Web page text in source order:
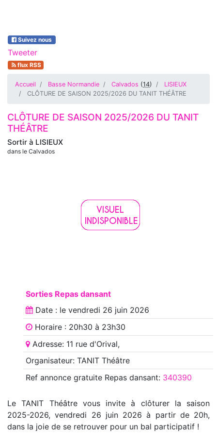
Suivez nous
Tweeter
flux RSS
Accueil Basse Normandie Calvados (14)
LISIEUX
CLÔTURE DE SAISON 2025/2026 DU TANIT THÉÂTRE
Sortir à LISIEUX
dans le Calvados
CLÔTURE DE SAISON 2025/2026 DU TANIT
THÉÂTRE
Sorties Repas dansant
Date : le vendredi 26 juin 2026
Horaire : 20h30 à 23h30
Adresse: 11 rue d'Orival,
Organisateur: TANIT Théâtre
Ref annoncegratuite Repas dansant: 340390
Le TANIT Théâtre vous invite à clôturer la saison
2025-2026, vendredi 26 juin 2026 à partir de 20h,
dans la joie de se retrouver pour un bal participatif !